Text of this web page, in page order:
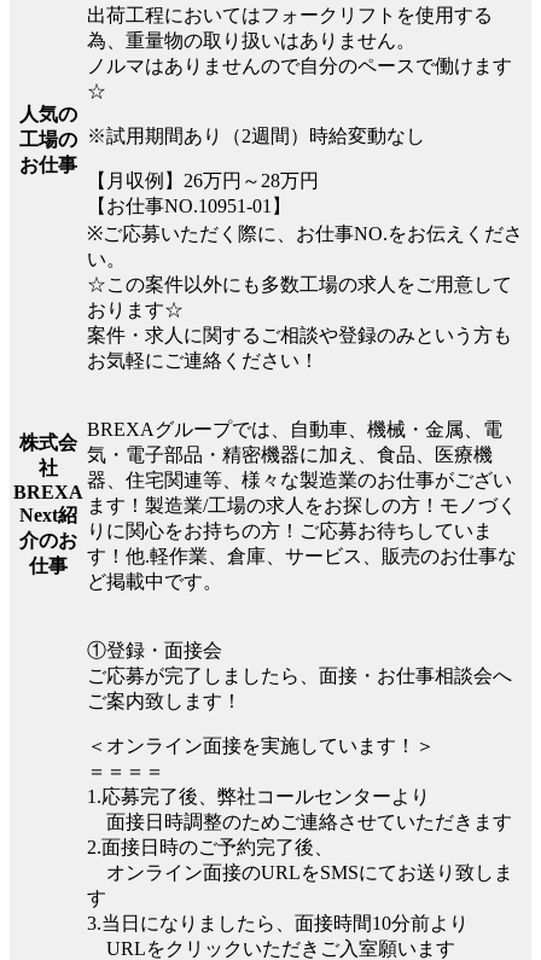
人気の
工場の
お仕事
出荷工程においてはフォークリフトを使用する
為、重量物の取り扱いはありません。
ノルマはありませんので自分のペースで働けます
☆
※試用期間あり（2週間）時給変動なし
【月収例】26万円～28万円
【お仕事NO.10951-01】
※ご応募いただく際に、お仕事NO.をお伝えくださ
い。
☆この案件以外にも多数工場の求人をご用意して
おります☆
案件・求人に関するご相談や登録のみという方も
お気軽にご連絡ください！
株式会
社
BREXA
Next紹
介のお
仕事
BREXAグループでは、自動車、機械・金属、電
気・電子部品・精密機器に加え、食品、医療機
器、住宅関連等、様々な製造業のお仕事がござい
ます！製造業/工場の求人をお探しの方！モノづく
りに関心をお持ちの方！ご応募お待ちしていま
す！他.軽作業、倉庫、サービス、販売のお仕事な
ど掲載中です。
①登録・面接会
ご応募が完了しましたら、面接・お仕事相談会へ
ご案内致します！
＜オンライン面接を実施しています！＞
＝＝＝＝
1.応募完了後、弊社コールセンターより
面接日時調整のためご連絡させていただきます
2.面接日時のご予約完了後、
オンライン面接のURLをSMSにてお送り致しま
す
3.当日になりましたら、面接時間10分前より
URLをクリックいただきご入室願います